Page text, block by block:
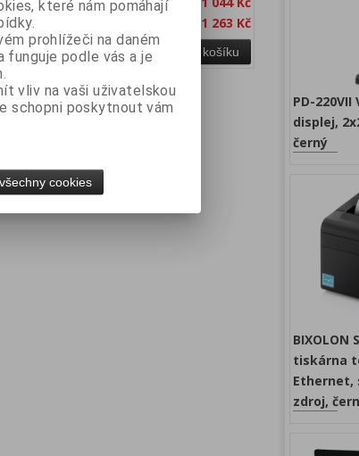
263 Kč 1 263 Kč
Přidat do košíku
PD-
displej,
černý
BIXOLON
tiskárna
Ethernet,
zdroj,
které nám pomáhají
prohlížeči na daném
funguje podle vás a je
vliv na vaši uživatelskou
schopni poskytnout vám
cookies